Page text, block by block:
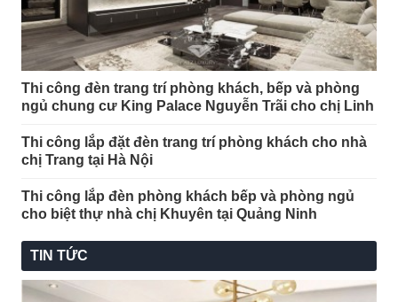
Thi công đèn trang trí phòng khách, bếp và phòng
ngủ chung cư King Palace Nguyễn Trãi cho chị Linh
Thi công lắp đặt đèn trang trí phòng khách cho nhà
chị Trang tại Hà Nội
Thi công lắp đèn phòng khách bếp và phòng ngủ
cho biệt thự nhà chị Khuyên tại Quảng Ninh
TIN TỨC